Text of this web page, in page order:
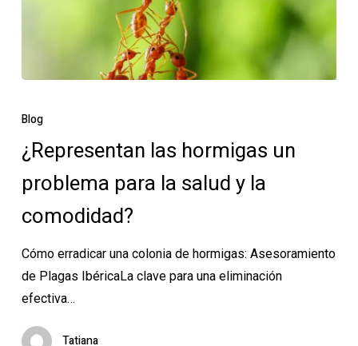
las
un
problema
la
salud
y
la
Blog
¿Representan las hormigas un
problema para la salud y la
comodidad?
Cómo erradicar una colonia de hormigas: Asesoramiento
de Plagas IbéricaLa clave para una eliminación
efectiva…
Tatiana